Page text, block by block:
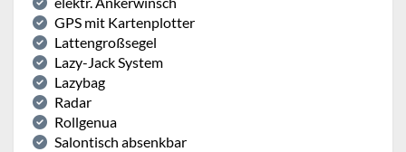
GPS mit Kartenplotter
Lattengroßsegel
Lazy-Jack System
Lazybag
Radar
Rollgenua
Salontisch absenkbar